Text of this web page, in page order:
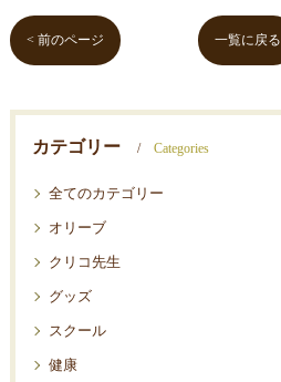
< 前のページ 一覧に戻る
カテゴリー Categories
全てのカテゴリー
オリーブ
クリコ先生
グッズ
スクール
健康